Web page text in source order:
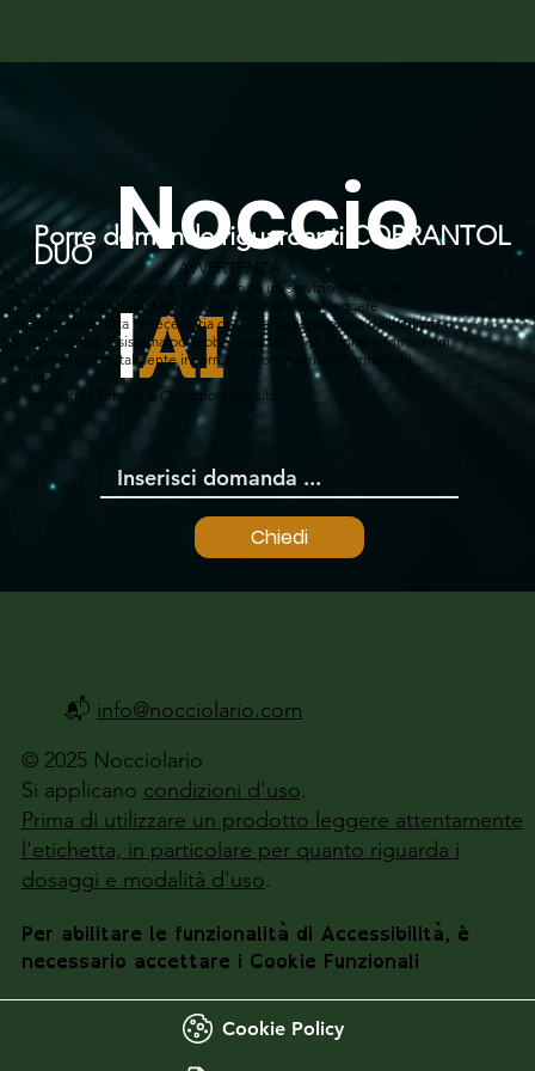
Chiedi
Noccio
lAI
Porre domande riguardanti COPRANTOL
DUO AVVERTENZA
L'utilizzo di questo strumento, basato su un servizio esterno di
intelligenza artificiale, NON esula l'utilizzatore dal leggere
attentamente tutta la necessaria documentazione prima dell'utilizzo
di un prodotto. Il sistema potrebbe, in alcuni casi, fornire informazioni
parzialmente o totalmente incorrette. Non inserire informazioni
sensibili.
Si applicano i Termini e Condizioni del sito.
© 2025 Nocciolario
Si applicano condizioni d'uso.
Prima di utilizzare un prodotto leggere attentamente
l'etichetta, in particolare per quanto riguarda i
dosaggi e modalità d'uso.
Per abilitare le funzionalità di Accessibilità, è
necessario accettare i Cookie Funzionali
Cookie Policy
📬 info@nocciolario.com